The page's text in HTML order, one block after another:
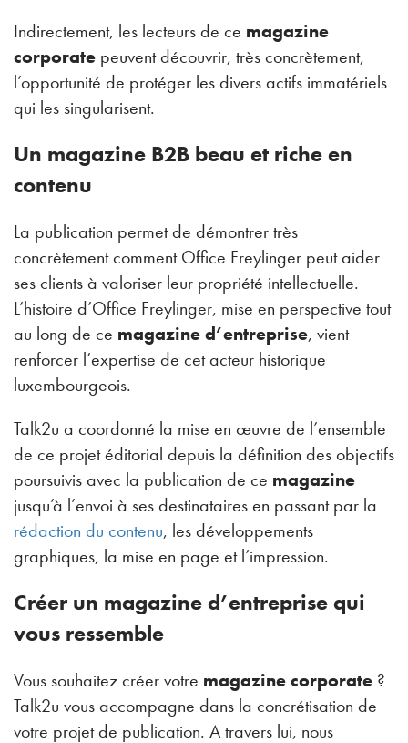
Indirectement, les lecteurs de ce magazine
corporate peuvent découvrir, très concrètement,
l’opportunité de protéger les divers actifs immatériels
qui les singularisent.
Un magazine B2B beau et riche en
contenu
La publication permet de démontrer très
concrètement comment Office Freylinger peut aider
ses clients à valoriser leur propriété intellectuelle.
L’histoire d’Office Freylinger, mise en perspective tout
au long de ce magazine d’entreprise, vient
renforcer l’expertise de cet acteur historique
luxembourgeois.
Talk2u a coordonné la mise en œuvre de l’ensemble
de ce projet éditorial depuis la définition des objectifs
poursuivis avec la publication de ce magazine
jusqu’à l’envoi à ses destinataires en passant par la
rédaction du contenu, les développements
graphiques, la mise en page et l’impression.
Créer un magazine d’entreprise qui
vous ressemble
Vous souhaitez créer votre magazine corporate ?
Talk2u vous accompagne dans la concrétisation de
votre projet de publication. A travers lui, nous